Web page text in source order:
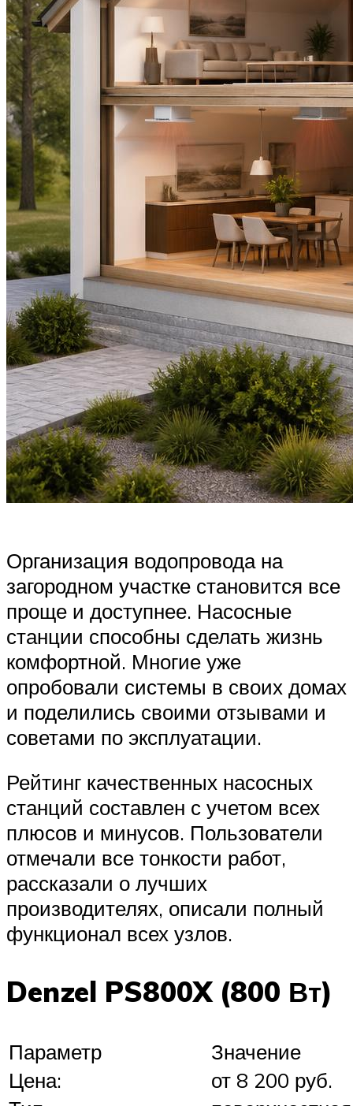
Организация водопровода на
загородном участке становится все
проще и доступнее. Насосные
станции способны сделать жизнь
комфортной. Многие уже
опробовали системы в своих домах
и поделились своими отзывами и
советами по эксплуатации.
Рейтинг качественных насосных
станций составлен с учетом всех
плюсов и минусов. Пользователи
отмечали все тонкости работ,
рассказали о лучших
производителях, описали полный
функционал всех узлов.
Denzel PS800X (800 Вт)
Параметр
Значение
Цена:
от 8 200 руб.